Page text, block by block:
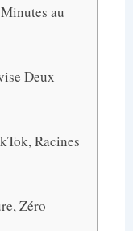
au
Deux
Racines
Zéro